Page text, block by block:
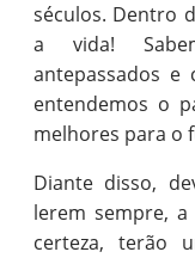
séculos. Dentro
a vida!
antepassados e
entendemos o
melhores para o
Diante disso,
lerem sempre,
certeza, terão